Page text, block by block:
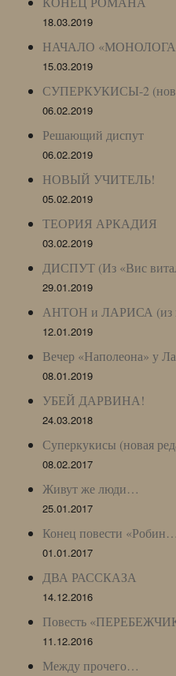
18.03.2019
НАЧАЛО
15.03.2019
СУПЕРКУКИСЫ-2
06.02.2019
Решающий диспут
06.02.2019
НОВЫЙ УЧИТЕЛЬ!
05.02.2019
ТЕОРИЯ АРКАДИЯ
03.02.2019
ДИСПУТ (Из «Вис
29.01.2019
АНТОН и ЛАРИСА (из
12.01.2019
Вечер «Наполеона» у
08.01.2019
УБЕЙ ДАРВИНА!
24.03.2018
Суперкукисы (новая
08.02.2017
Живут же люди…
25.01.2017
Конец повести
01.01.2017
ДВА РАССКАЗА
14.12.2016
Повесть
11.12.2016
Между прочего…